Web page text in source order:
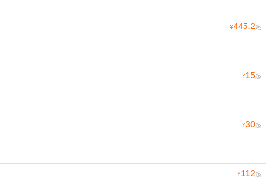
¥445.2起
¥15起
¥30起
¥112起